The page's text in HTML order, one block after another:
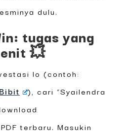
dulu.
tugas yang
💥
lo (contoh:
Bibit
), cari “Syailendra
terbaru. Masukin